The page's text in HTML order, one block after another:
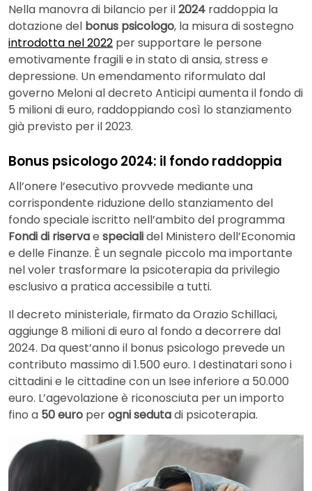
Nella manovra di bilancio per il2024 raddoppia la
dotazione del bonus psicologo, la misura di sostegno
introdotta nel 2022 per supportare le persone
emotivamente fragili e in stato di ansia, stress e
depressione. Un emendamento riformulato dal
governo Meloni al decreto Anticipi aumenta il fondo di
5 milioni di euro, raddoppiando così lo stanziamento
già previsto per il 2023.
Bonus psicologo 2024: il fondo raddoppia
All’onere l’esecutivo provvede mediante una
corrispondente riduzione dello stanziamento del
fondo speciale iscritto nell’ambito del programma
Fondi di riservae specialidel Ministero dell’Economia
e delle Finanze. È un segnale piccolo ma importante
nel voler trasformare la psicoterapia da privilegio
esclusivo a pratica accessibile a tutti.
Il decreto ministeriale, firmato da Orazio Schillaci,
aggiunge 8 milioni di euro al fondo a decorrere dal
2024. Da quest’anno il bonus psicologo prevede un
contributo massimo di 1.500 euro. I destinatari sono i
cittadini e le cittadine con un Isee inferiore a 50.000
euro. L’agevolazione è riconosciuta per un importo
fino a 50 euro perogni sedutadi psicoterapia.